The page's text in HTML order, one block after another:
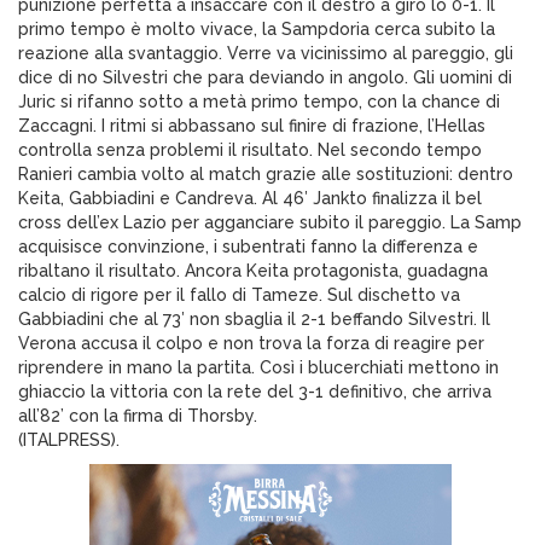
punizione perfetta a insaccare con il destro a giro lo 0-1. Il
primo tempo è molto vivace, la Sampdoria cerca subito la
reazione alla svantaggio. Verre va vicinissimo al pareggio, gli
dice di no Silvestri che para deviando in angolo. Gli uomini di
Juric si rifanno sotto a metà primo tempo, con la chance di
Zaccagni. I ritmi si abbassano sul finire di frazione, l’Hellas
controlla senza problemi il risultato. Nel secondo tempo
Ranieri cambia volto al match grazie alle sostituzioni: dentro
Keita, Gabbiadini e Candreva. Al 46′ Jankto finalizza il bel
cross dell’ex Lazio per agganciare subito il pareggio. La Samp
acquisisce convinzione, i subentrati fanno la differenza e
ribaltano il risultato. Ancora Keita protagonista, guadagna
calcio di rigore per il fallo di Tameze. Sul dischetto va
Gabbiadini che al 73′ non sbaglia il 2-1 beffando Silvestri. Il
Verona accusa il colpo e non trova la forza di reagire per
riprendere in mano la partita. Così i blucerchiati mettono in
ghiaccio la vittoria con la rete del 3-1 definitivo, che arriva
all’82’ con la firma di Thorsby.
(ITALPRESS).